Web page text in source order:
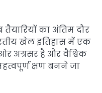
का अंतिम दौर
खेल इतिहास में एक
अग्रसर है और वैश्विक
क्षण बनने जा